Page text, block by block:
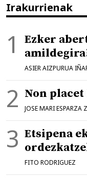
Irakurrienak
Ezker
ASIER AIZPURUA
Non
JOSE MARI ESPARZA
Etsipena
FITO RODRIGUEZ